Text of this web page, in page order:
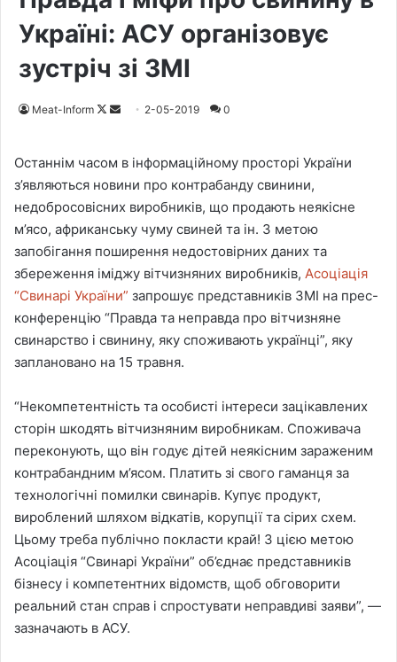
Україні: АСУ організовує
зустріч зі ЗМІ
Meat-Inform
F
o
w
o
n
X
a
n
e
m
a
i
l
2-05-2019 0
Останнім часом в інформаційному просторі України
з’являються новини про контрабанду свинини,
недобросовісних виробників, що продають неякісне
м’ясо, африканську чуму свиней та ін. З метою
запобігання поширення недостовірних даних та
збереження іміджу вітчизняних виробників, Асоціація
“Свинарі України” запрошує представників ЗМІ на прес-
конференцію “Правда та неправда про вітчизняне
свинарство і свинину, яку споживають українці”, яку
заплановано на 15 травня.
“Некомпетентність та особисті інтереси зацікавлених
сторін шкодять вітчизняним виробникам. Споживача
переконують, що він годує дітей неякісним зараженим
контрабандним м’ясом. Платить зі свого гаманця за
технологічні помилки свинарів. Купує продукт,
вироблений шляхом відкатів, корупції та сірих схем.
Цьому треба публічно покласти край! З цією метою
Асоціація “Свинарі України” об’єднає представників
бізнесу і компетентних відомств, щоб обговорити
реальний стан справ і спростувати неправдиві заяви”, —
зазначають в АСУ.